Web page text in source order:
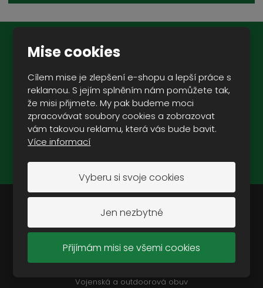
Mise cookies
Cílem mise je zlepšení e-shopu a lepší práce s
reklamou. S jejím splněním nám pomůžete tak,
že misi přijmete. My pak budeme moci
zpracovávat soubory cookies a zobrazovat
vám takovou reklamu, která vás bude bavit.
Více informací
Vyberu si svoje cookies
Jen nezbytné
Přijímám misi se všemi cookies
Novinky na e-mail:
ZAREGISTROVAT SE
Doporučujeme vám:
Oblečení
Modely
Vojenská a outdoorová obuv